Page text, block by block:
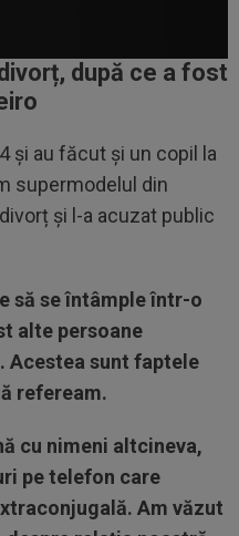
după ce a fost
și au făcut și un copil la
supermodelul din
și l-a acuzat public
să se întâmple într-o
alte persoane
Acestea sunt faptele
refeream.
cu nimeni altcineva,
pe telefon care
Am văzut